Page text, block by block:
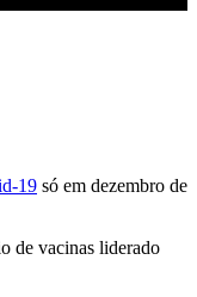
19 só em dezembro de
de vacinas liderado